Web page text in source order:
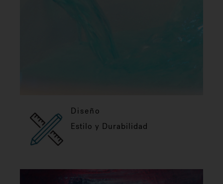
Diseño
Estilo y Durabilidad